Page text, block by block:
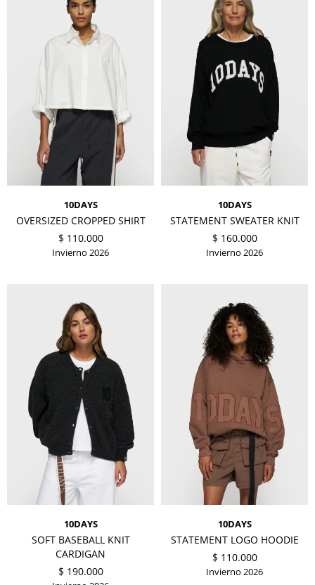
10DAYS
OVERSIZED CROPPED SHIRT
$ 110.000
Invierno 2026
10DAYS
STATEMENT SWEATER KNIT
$ 160.000
Invierno 2026
10DAYS
SOFT BASEBALL KNIT
CARDIGAN
$ 190.000
10DAYS
STATEMENT LOGO HOODIE
$ 110.000
Invierno 2026